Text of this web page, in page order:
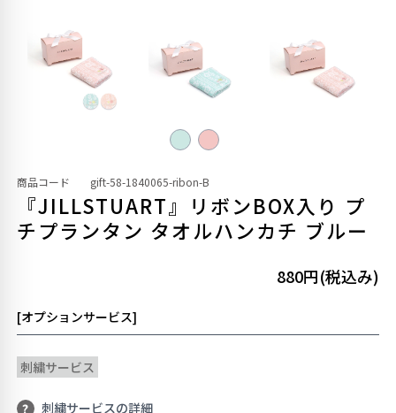
商品コード gift-58-1840065-ribon-B
『JILLSTUART』リボンBOX入り プ
チプランタン タオルハンカチ ブルー
880円(税込み)
[オプションサービス]
刺繍サービス
? 刺繍サービスの詳細